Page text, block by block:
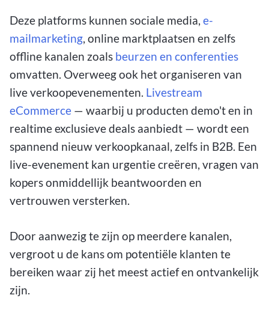
Deze platforms kunnen sociale media, e-
mailmarketing, online marktplaatsen en zelfs
offline kanalen zoals beurzen en conferenties
omvatten. Overweeg ook het organiseren van
live verkoopevenementen. Livestream
eCommerce — waarbij u producten demo't en in
realtime exclusieve deals aanbiedt — wordt een
spannend nieuw verkoopkanaal, zelfs in B2B. Een
live-evenement kan urgentie creëren, vragen van
kopers onmiddellijk beantwoorden en
vertrouwen versterken.
Door aanwezig te zijn op meerdere kanalen,
vergroot u de kans om potentiële klanten te
bereiken waar zij het meest actief en ontvankelijk
zijn.